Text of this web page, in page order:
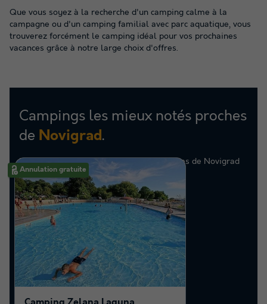
Que vous soyez à la recherche d'un camping calme à la
campagne ou d'un camping familial avec parc aquatique, vous
trouverez forcément le camping idéal pour vos prochaines
vacances grâce à notre large choix d'offres.
Campings les mieux notés proches
de Novigrad.
Retrouvez la sélection de campings proches de Novigrad
les mieux notés par nos clients
Annulation gratuite